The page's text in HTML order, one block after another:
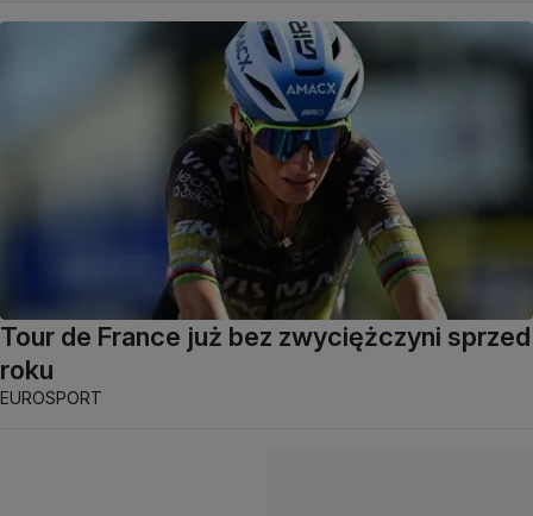
Tour de France już bez zwyciężczyni sprzed
roku
EUROSPORT